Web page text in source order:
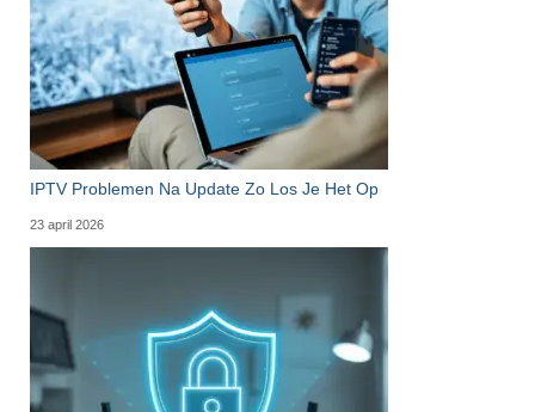
IPTV Problemen Na Update Zo Los Je Het Op
23 april 2026